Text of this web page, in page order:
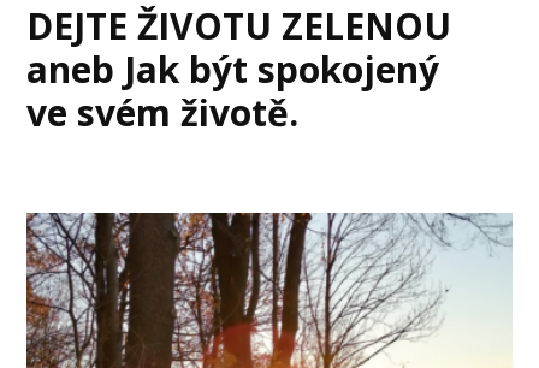
DEJTE ŽIVOTU ZELENOU
aneb Jak být spokojený
ve svém životě.